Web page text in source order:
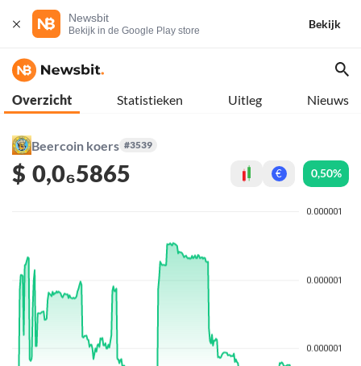
Newsbit
Bekijk in de Google Play store
Bekijk
Overzicht Statistieken Uitleg Nieuws
Beercoin koers #3539
$ 0,0₆5865 € 0,50%